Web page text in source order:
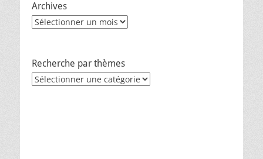
Archives
Archives
Recherche par thèmes
Recherche